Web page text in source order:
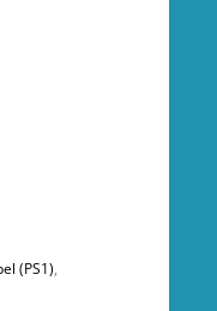
(PS1),